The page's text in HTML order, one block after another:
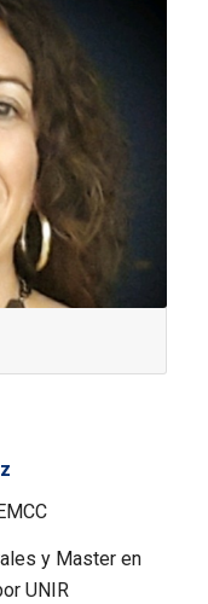
y Master en
UNIR